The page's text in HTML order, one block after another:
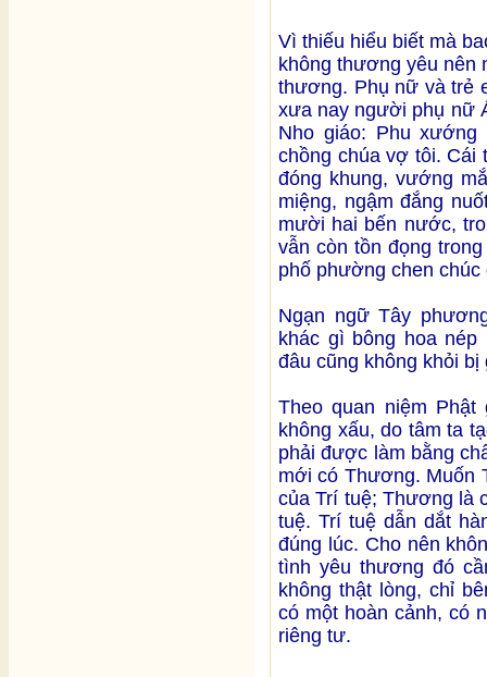
Vì thiếu hiểu biết mà
không thương yêu nên
thương. Phụ nữ và trẻ
xưa nay người phụ nữ
Nho giáo: Phu
chồng chúa vợ tôi. Cái
đóng khung, vướng
miệng, ngậm đắng
mười hai bến nước,
vẫn còn tồn đọng
phố phường chen chúc
Ngạn ngữ Tây
khác gì bông hoa
đâu cũng không khỏi bị
Theo quan niệm
không xấu, do tâm ta
phải được làm bằng
mới có Thương. Muốn
của Trí tuệ; Thương là
tuệ. Trí tuệ dẫn dắt
đúng lúc. Cho nên
tình yêu thương đó
không thật lòng, chỉ
có một hoàn cảnh, có
riêng tư.